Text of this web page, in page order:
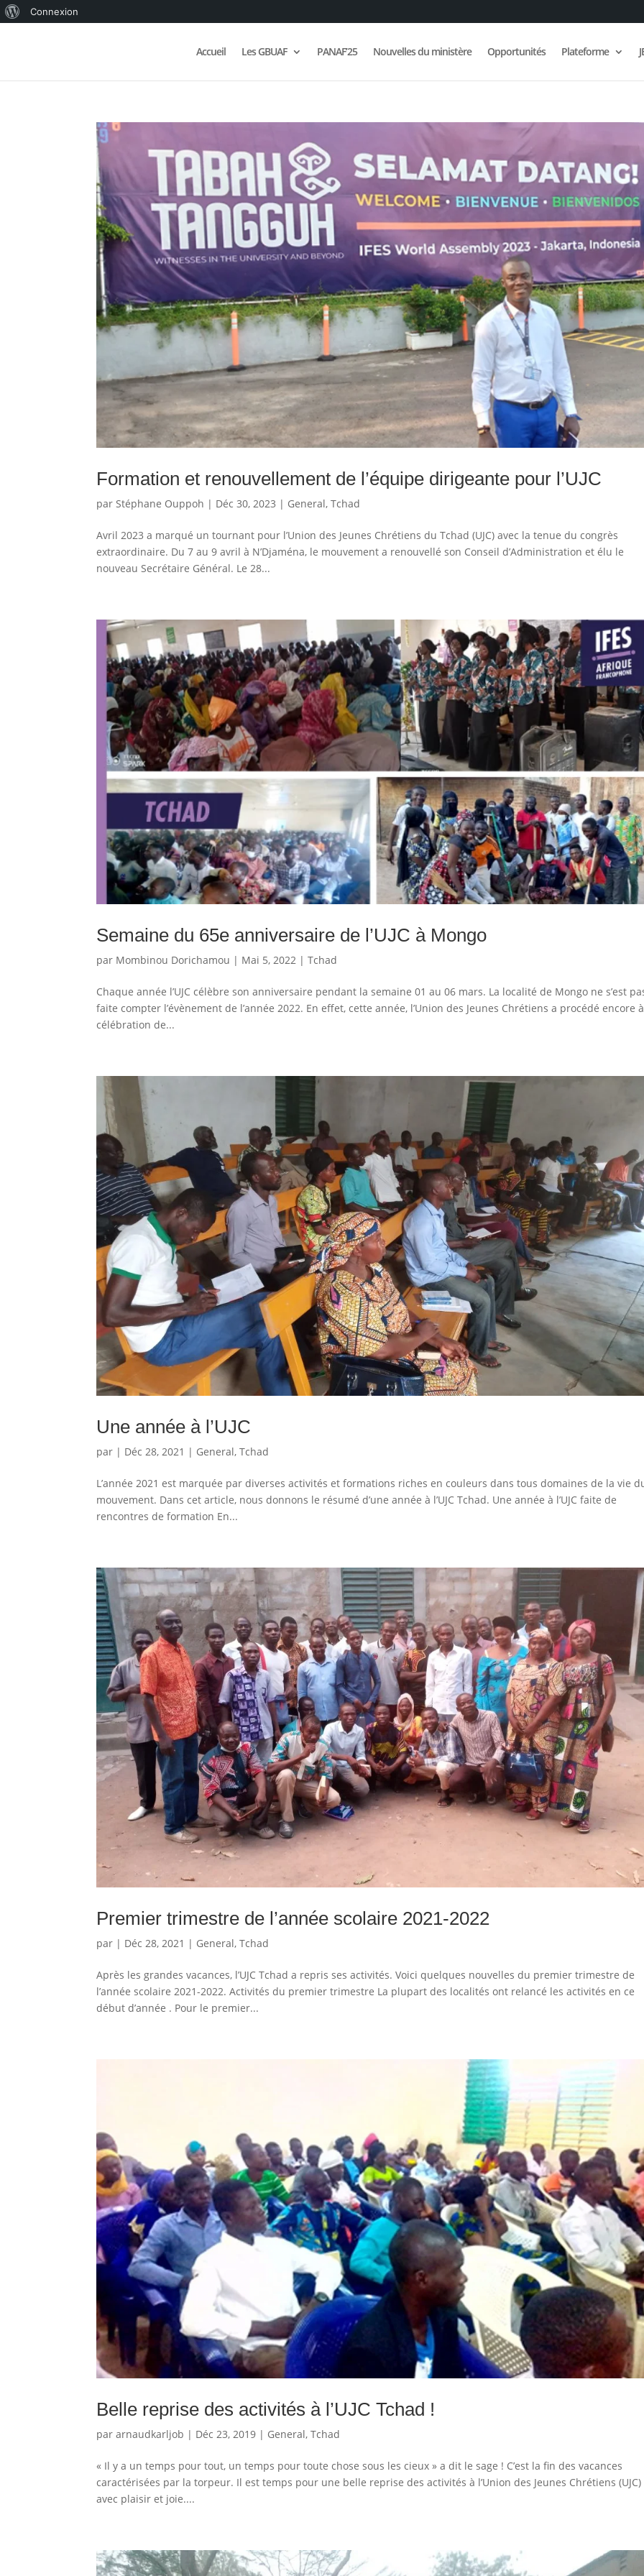
WordPress
Connexion
Accueil Les GBUAF PANAF’25 Nouvelles du ministère Opportunités Plateforme
Formation et renouvellement de l’équipe dirigeante pour l’UJC
parStéphane Ouppoh | Déc 30, 2023 | General,Tchad
Avril 2023 a marqué un tournant pour l’Union des Jeunes Chrétiens du Tchad (UJC) avec la tenue du congrès
extraordinaire. Du 7 au 9 avril à N’Djaména, le mouvement a renouvellé son Conseil d’Administration et élu le
nouveau Secrétaire Général. Le 28...
Semaine du 65e anniversaire de l’UJC à Mongo
par Mombinou Dorichamou | Mai 5, 2022 |Tchad
Chaque année l’UJC célèbre son anniversaire pendant la semaine 01 au 06 mars. La localité de Mongo ne s’est
faite compter l’évènement de l’année 2022. En effet, cette année, l’Union des Jeunes Chrétiens a procédé encore
célébration de...
Une année à l’UJC
par | Déc 28, 2021 | General,Tchad
L’année 2021 est marquée par diverses activités et formations riches en couleurs dans tous domaines de la vie
mouvement. Dans cet article, nous donnons le résumé d’une année à l’UJC Tchad. Une année à l’UJC faite de
rencontres de formation En...
Premier trimestre de l’année scolaire 2021-2022
par | Déc 28, 2021 | General,Tchad
Après les grandes vacances, l’UJC Tchad a repris ses activités. Voici quelques nouvelles du premier trimestre de
l’année scolaire 2021-2022. Activités du premier trimestre La plupart des localités ont relancé les activités en ce
début d’année . Pour le premier...
Belle reprise des activités à l’UJC Tchad !
pararnaudkarljob | Déc 23, 2019 | General,Tchad
« Il y a un temps pour tout, un temps pour toute chose sous les cieux » a dit le sage ! C’est la fin des vacances
caractérisées par la torpeur. Il est temps pour une belle reprise des activités à l’Union des Jeunes Chrétiens (UJC)
avec plaisir et joie....